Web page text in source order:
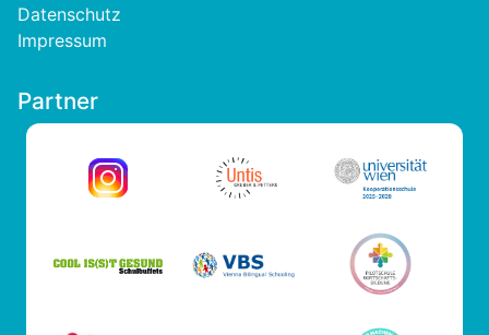
Footer
Datenschutz
Impressum
Partner